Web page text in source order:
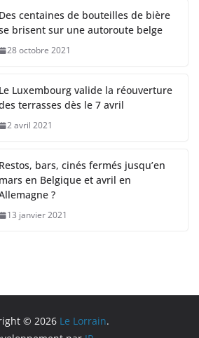
Des centaines de bouteilles de bière
brisent sur une autoroute belge
28 octobre 2021
Le Luxembourg valide la réouverture
terrasses dès le 7 avril
2 avril 2021
Restos, bars, cinés fermés jusqu’en
mars en Belgique et avril en
?
13 janvier 2021
© 2026 Le Lorrain.